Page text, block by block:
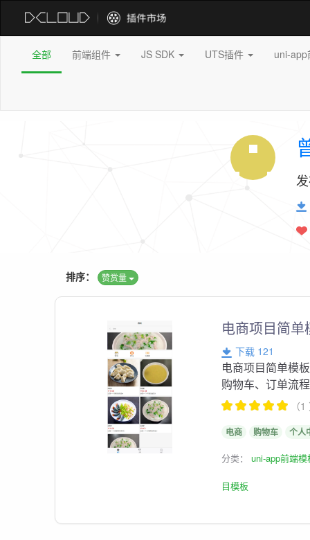
全部 前端组件 JS SDK UTS插件 uni-
排序： 赞赏量
电商项目简单
下载 121
电商项目简单模
购物车、订单流
（
电商 购物车 个人
分类：uni-app前端模
目模板